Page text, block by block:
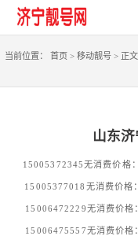
当前位置： 首页> 移动靓号 >正文
山东
15005372345无消费价格
15005377018无消费价格
15006472229无消费价
15006475557无消费价